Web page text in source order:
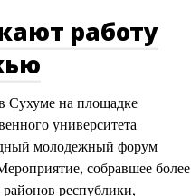
работу
Сухуме на площадке
университета
молодежный форум
собравшее более
районов республики,